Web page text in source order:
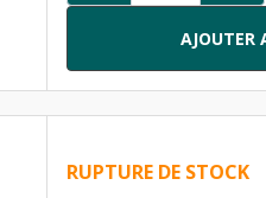
AJOUTER
RUPTURE DE STOCK